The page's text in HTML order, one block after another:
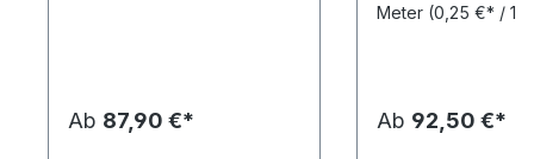
Montage auf dem Tisch
Ab 87,90 €*
ss: GanzjährigPapier:
grün oder blauMotiv:
Meter (0,25 €* / 1
Ab 92,50 €*